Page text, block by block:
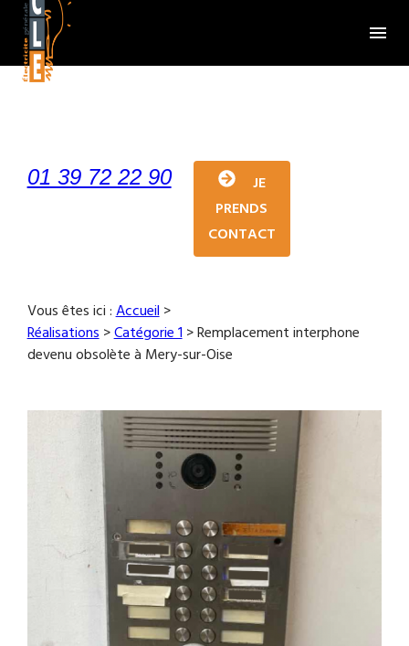
menu
01 39 72 22 90
JE
PRENDS
CONTACT
Vous êtes ici :Accueil>
Réalisations>Catégorie 1>Remplacement interphone
devenu obsolète à Mery-sur-Oise
Panneau de gestion des cookies